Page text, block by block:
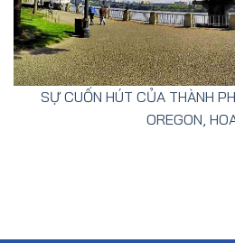
SỰ CUỐN HÚT CỦA THÀNH
OREGON,